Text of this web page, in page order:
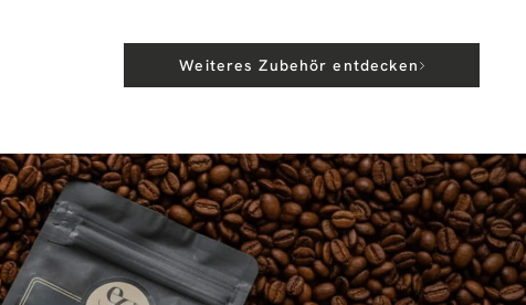
Weiteres Zubehör entdecken